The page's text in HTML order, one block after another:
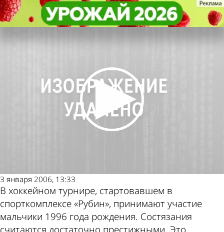
В Пензе стартовал хоккейный
турнир
Спорт
3 января 2006, 13:33
В хоккейном турнире, стартовавшем в
спорткомплексе «Рубин», принимают участие
мальчики 1996 года рождения. Состязания
считаются достаточно престижными. Это
В Пензе стартовал хоккейный
турнир
Спорт
Другие новости по
Погода и курсы